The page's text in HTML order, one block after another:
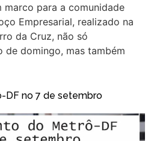
para a comunidade
Empresarial, realizado na
da Cruz, não só
de domingo, mas também
DF no 7 de setembro